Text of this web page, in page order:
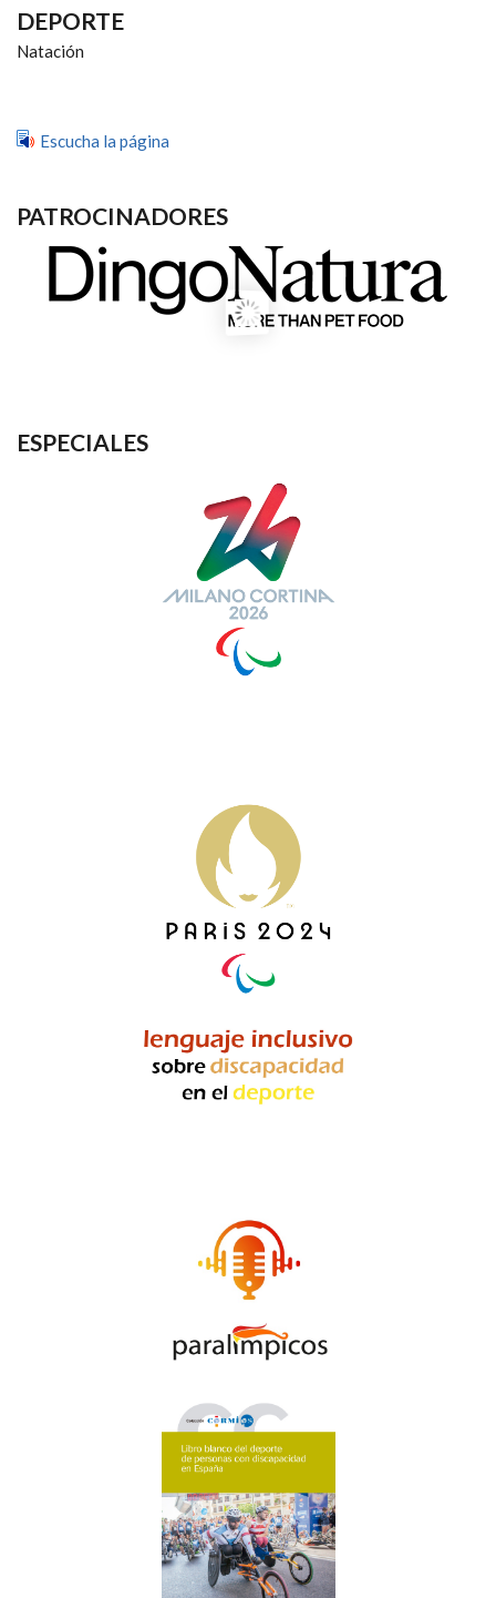
DEPORTE
Natación
Escucha la página
PATROCINADORES
ESPECIALES